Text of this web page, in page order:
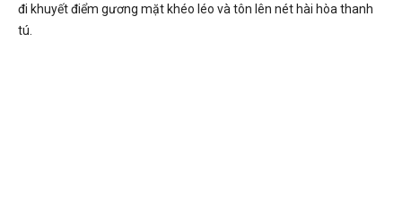
đi khuyết điểm gương mặt khéo léo và tôn lên nét hài hòa thanh
tú.